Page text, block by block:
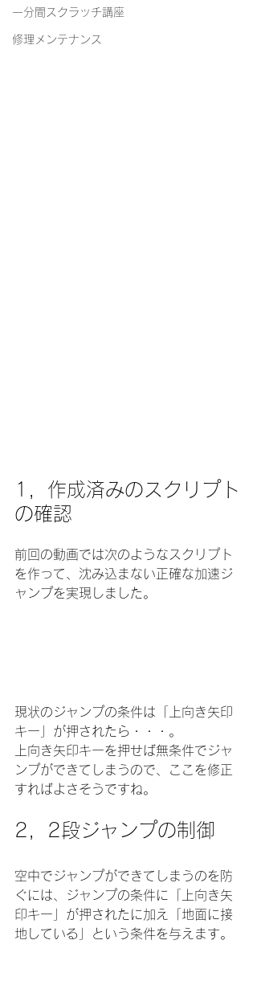
一分間スクラッチ講座
修理メンテナンス
1，作成済みのスクリプト
の確認
前回の動画では次のようなスクリプト
を作って、沈み込まない正確な加速ジ
ャンプを実現しました。
現状のジャンプの条件は「上向き矢印
キー」が押されたら・・・。
上向き矢印キーを押せば無条件でジャ
ンプができてしまうので、ここを修正
すればよさそうですね。
2，2段ジャンプの制御
空中でジャンプができてしまうのを防
ぐには、ジャンプの条件に「上向き矢
印キー」が押されたに加え「地面に接
地している」という条件を与えます。